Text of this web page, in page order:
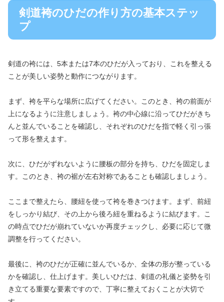
剣道袴のひだの作り方の基本ステッ
プ
剣道の袴には、5本または7本のひだが入っており、これを整える
ことが美しい姿勢と動作につながります。
まず、袴を平らな場所に広げてください。このとき、袴の前面が
上になるように注意しましょう。袴の中心線に沿ってひだがきち
んと並んでいることを確認し、それぞれのひだを指で軽く引っ張
って形を整えます。
次に、ひだがずれないように腰板の部分を持ち、ひだを固定しま
す。このとき、袴の裾が左右対称であることも確認しましょう。
ここまで整えたら、腰紐を使って袴を巻きつけます。まず、前紐
をしっかり結び、その上から後ろ紐を重ねるように結びます。こ
の時点でひだが崩れていないか再度チェックし、必要に応じて微
調整を行ってください。
最後に、袴のひだが正確に並んでいるか、全体の形が整っている
かを確認し、仕上げます。美しいひだは、剣道の礼儀と姿勢を引
き立てる重要な要素ですので、丁寧に整えておくことが大切で